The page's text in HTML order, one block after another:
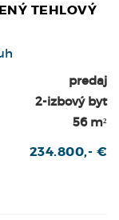
TEHLOVÝ
predaj
2-izbový byt
56 m²
234.800,- €